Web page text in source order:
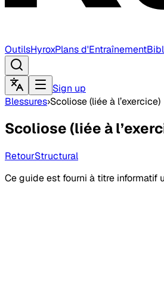
OutilsHyroxPlans d'Entraînement
Sign up
Blessures›Scoliose (liée à l’exercice)
Scoliose (liée à
RetourStructural
Ce guide est fourni à titre informatif